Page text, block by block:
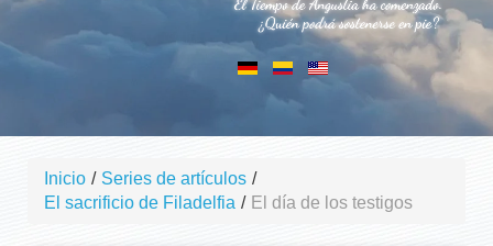
Inicio / Series de artículos /
El sacrificio de Filadelfia / El día de los testigos